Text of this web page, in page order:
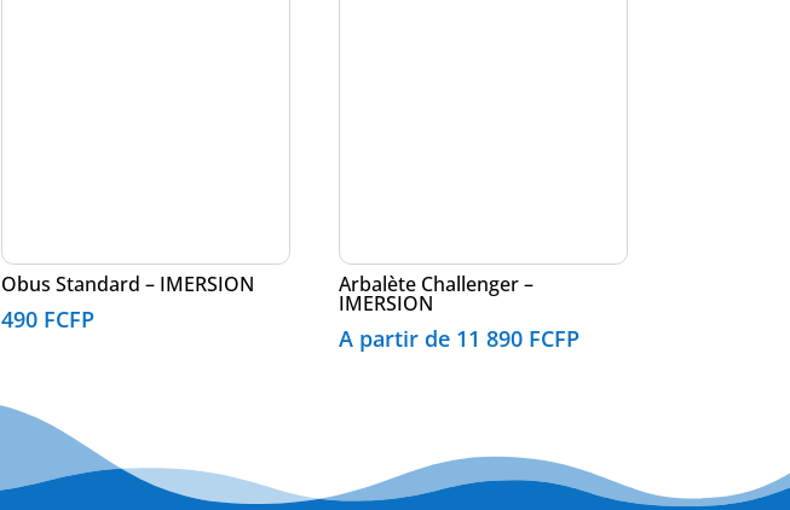
Obus Standard – IMERSION
490 FCFP
Arbalète Challenger –
IMERSION
A partir de 11 890 FCFP